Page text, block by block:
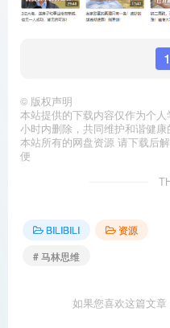
1
© 版权声明
本站提供的下载内容仅作为个
小时内删除，共同维护和谐健康
本站所有的网盘资源 请下载后
便
BILIBILI
资源
# 马林思维
如果您喜欢这篇文